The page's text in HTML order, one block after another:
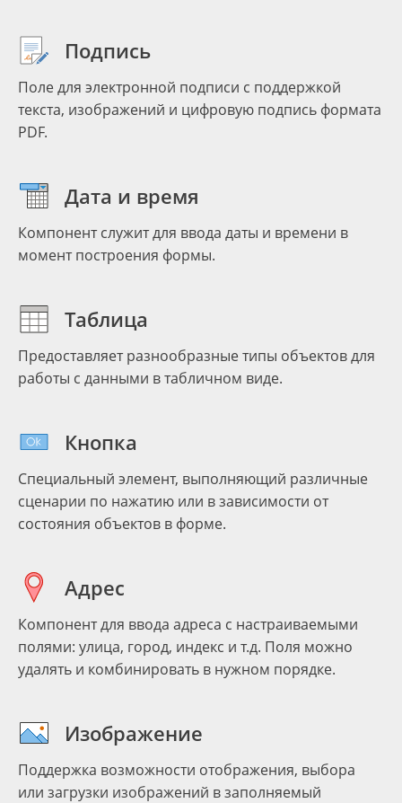
Подпись
Поле для электронной подписи с поддержкой
текста, изображений и цифровую подпись формата
PDF.
Дата и время
Компонент служит для ввода даты и времени в
момент построения формы.
Таблица
Предоставляет разнообразные типы объектов для
работы с данными в табличном виде.
Кнопка
Специальный элемент, выполняющий различные
сценарии по нажатию или в зависимости от
состояния объектов в форме.
Адрес
Компонент для ввода адреса с настраиваемыми
полями: улица, город, индекс и т.д. Поля можно
удалять и комбинировать в нужном порядке.
Изображение
Поддержка возможности отображения, выбора
или загрузки изображений в заполняемый